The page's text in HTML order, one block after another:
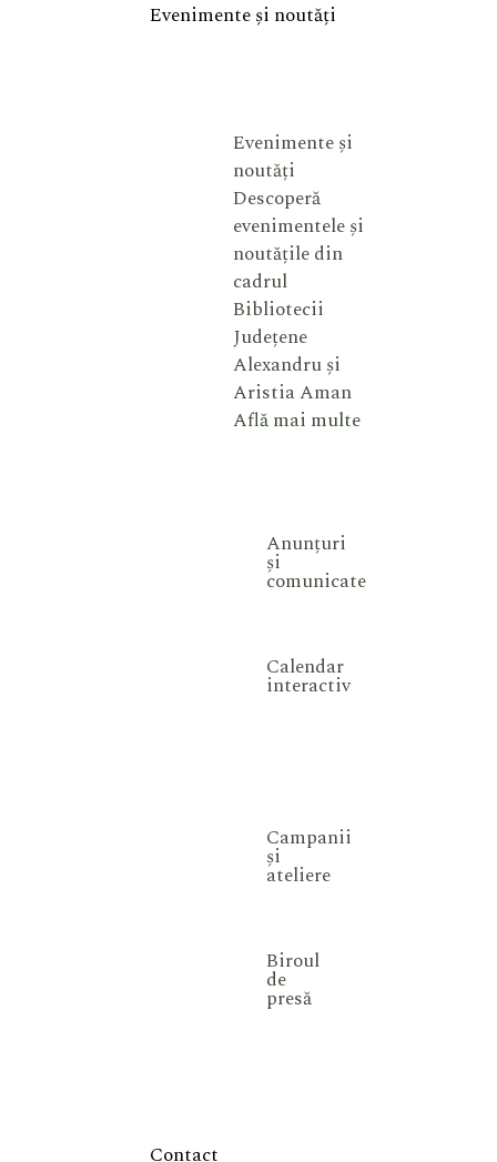
Evenimente și noutăți
Evenimente și
noutăți
Descoperă
evenimentele și
noutățile din
cadrul
Bibliotecii
Județene
Alexandru și
Aristia Aman
Află mai multe
Anunțuri
și
comunicate
Calendar
interactiv
Campanii
și
ateliere
Biroul
de
presă
Contact